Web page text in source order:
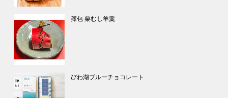
籜包 栗むし羊羹
びわ湖ブルーチョコレート